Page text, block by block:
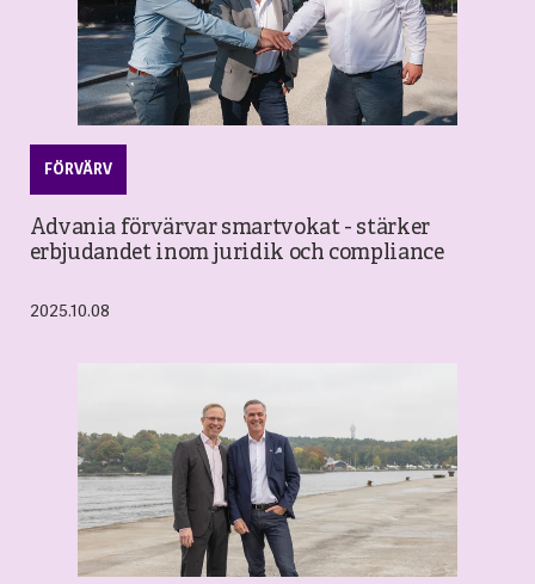
FÖRVÄRV
Advania förvärvar smartvokat - stärker
erbjudandet inom juridik och compliance
2025.10.08